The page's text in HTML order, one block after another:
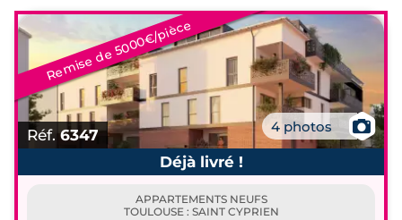
Remise de 5000€/pièce
Réf.6347 4 photos
📷
Déjà livré !
APPARTEMENTS NEUFS
TOULOUSE : SAINT CYPRIEN